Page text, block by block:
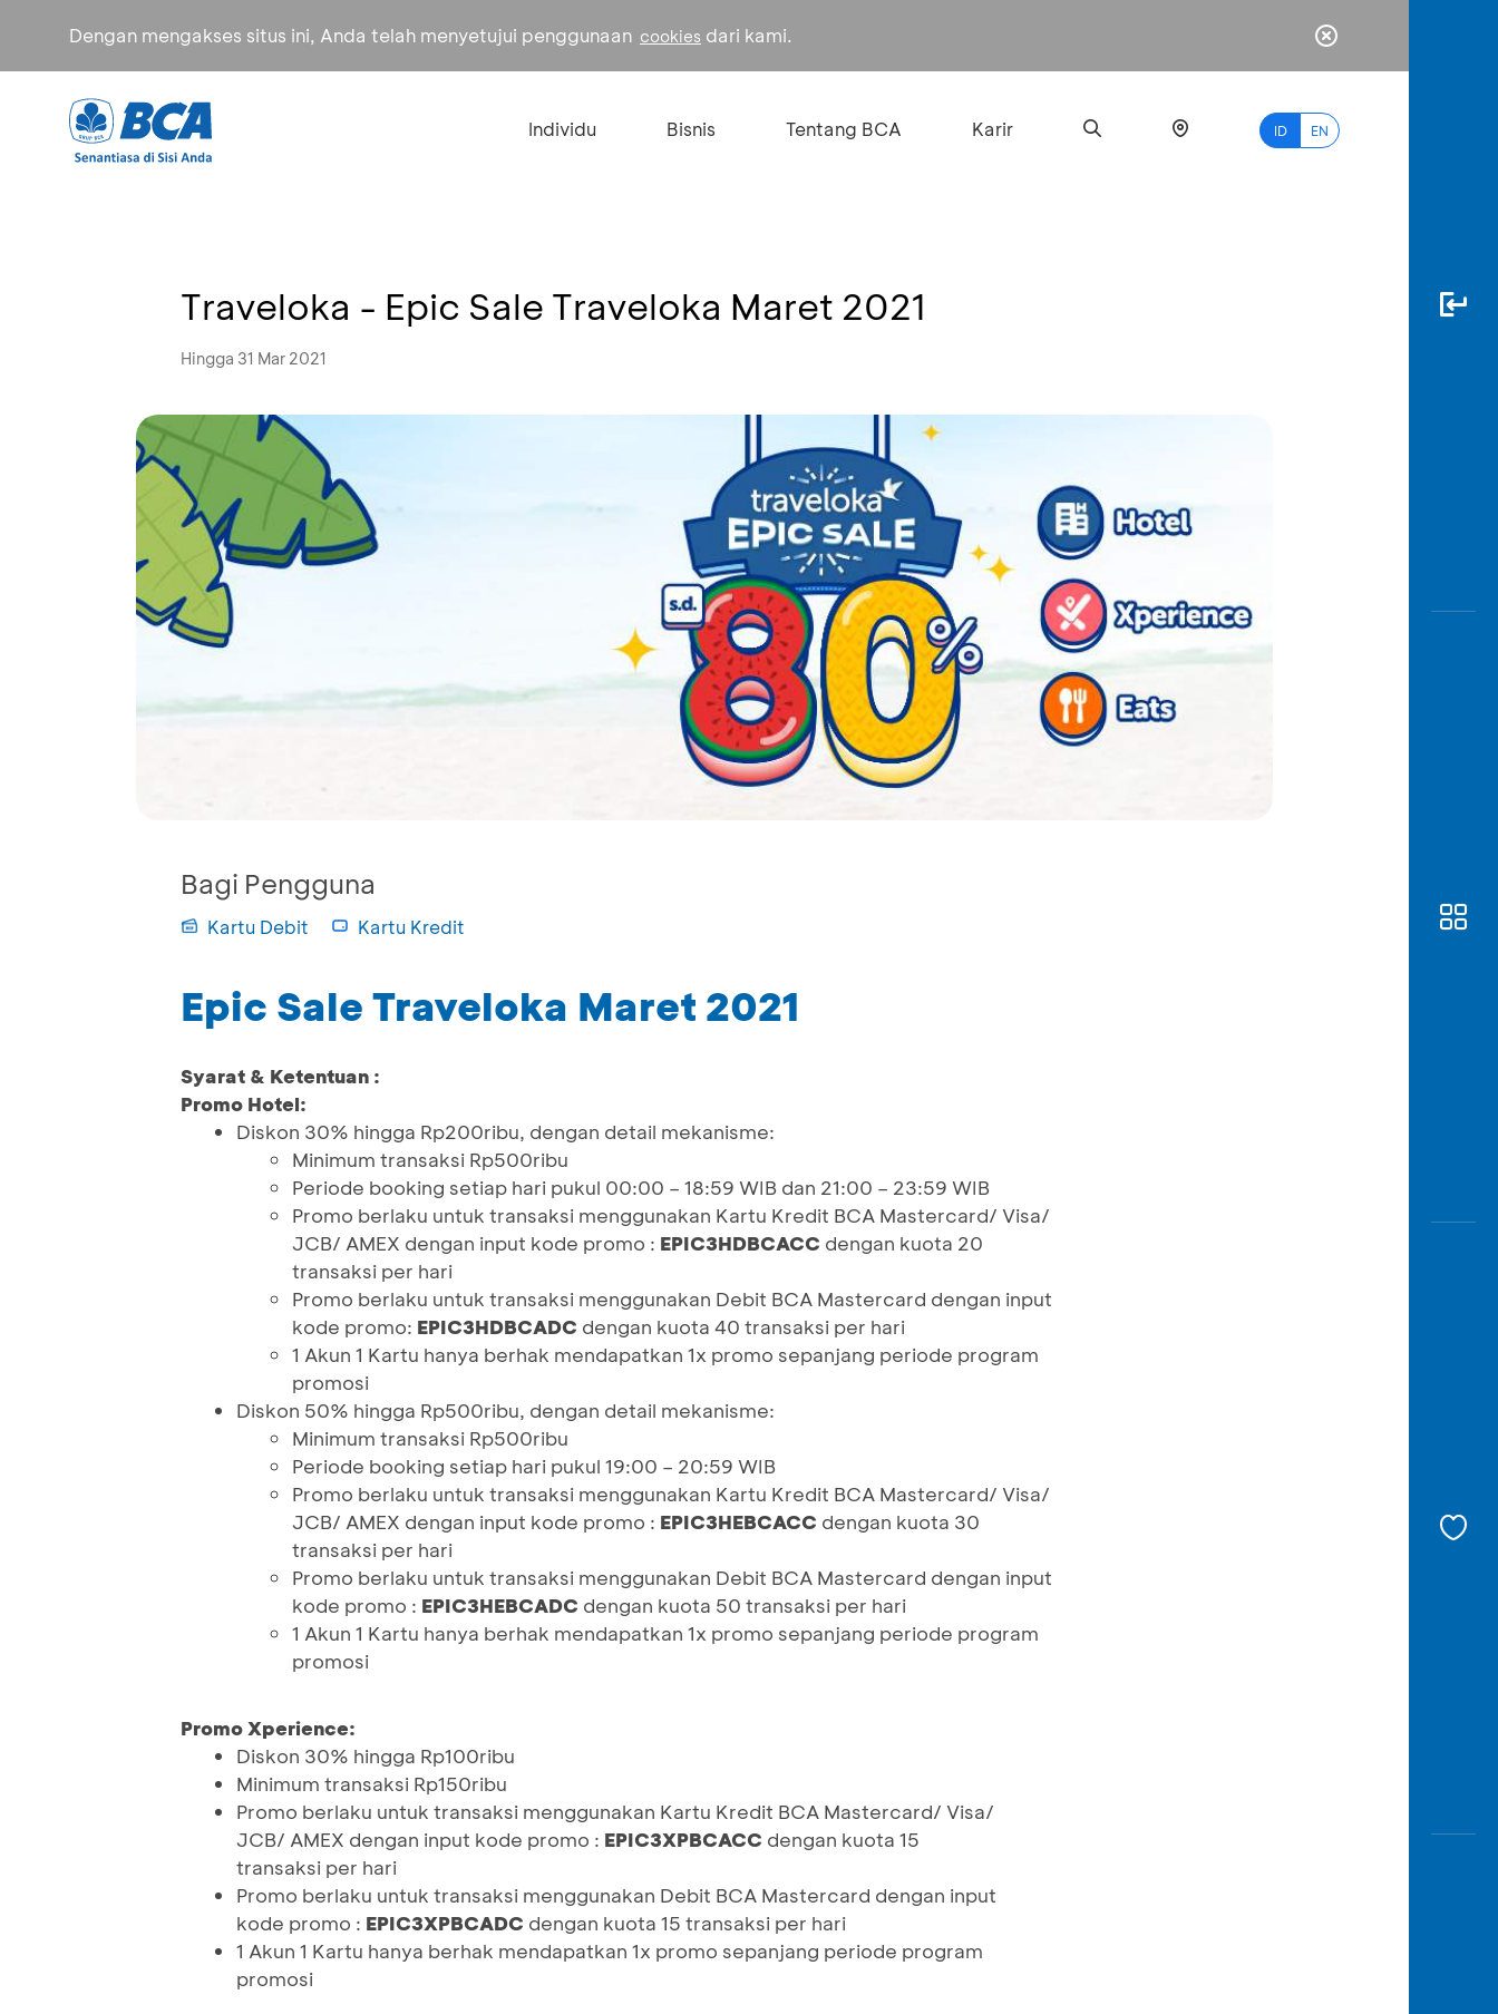
Dengan mengakses situs ini, Anda telah menyetujui penggunaan cookies dari kami.
Individu Bisnis Tentang BCA Karir ID EN
PALING
Traveloka - Epic Sale Traveloka Maret 2021
Hingga 31 Mar 2021
Bagi Pengguna
Kartu Debit Kartu Kredit
Epic Sale Traveloka Maret 2021
Syarat & Ketentuan :
Promo Hotel:
Diskon 30% hingga Rp200ribu, dengan detail mekanisme:
Minimum transaksi Rp500ribu
Periode booking setiap hari pukul 00:00 – 18:59 WIB dan 21:00 – 23:59 WIB
Promo berlaku untuk transaksi menggunakan Kartu Kredit BCA Mastercard/ Visa/
JCB/ AMEX dengan input kode promo : EPIC3HDBCACC dengan kuota 20
transaksi per hari
Promo berlaku untuk transaksi menggunakan Debit BCA Mastercard dengan input
kode promo: EPIC3HDBCADC dengan kuota 40 transaksi per hari
1 Akun 1 Kartu hanya berhak mendapatkan 1x promo sepanjang periode program
promosi
Diskon 50% hingga Rp500ribu, dengan detail mekanisme:
Minimum transaksi Rp500ribu
Periode booking setiap hari pukul 19:00 – 20:59 WIB
Promo berlaku untuk transaksi menggunakan Kartu Kredit BCA Mastercard/ Visa/
JCB/ AMEX dengan input kode promo : EPIC3HEBCACC dengan kuota 30
transaksi per hari
Promo berlaku untuk transaksi menggunakan Debit BCA Mastercard dengan input
kode promo : EPIC3HEBCADC dengan kuota 50 transaksi per hari
1 Akun 1 Kartu hanya berhak mendapatkan 1x promo sepanjang periode program
promosi
Promo Xperience:
Diskon 30% hingga Rp100ribu
Minimum transaksi Rp150ribu
Promo berlaku untuk transaksi menggunakan Kartu Kredit BCA Mastercard/ Visa/
JCB/ AMEX dengan input kode promo : EPIC3XPBCACC dengan kuota 15
transaksi per hari
Promo berlaku untuk transaksi menggunakan Debit BCA Mastercard dengan input
kode promo : EPIC3XPBCADC dengan kuota 15 transaksi per hari
1 Akun 1 Kartu hanya berhak mendapatkan 1x promo sepanjang periode program
promosi